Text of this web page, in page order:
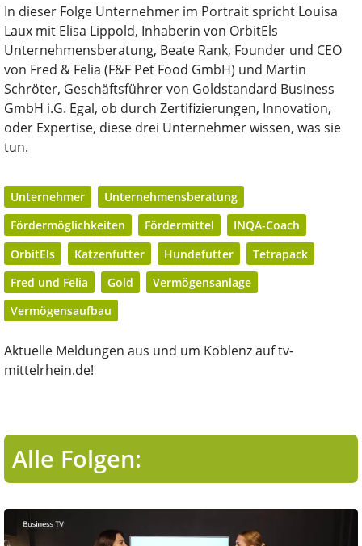
In dieser Folge Unternehmer im Portrait spricht Louisa
Laux mit Elisa Lippold, Inhaberin von OrbitEls
Unternehmensberatung, Beate Rank, Founder und CEO
von Fred & Felia (F&F Pet Food GmbH) und Martin
Schröter, Geschäftsführer von Goldstandard Business
GmbH i.G. Egal, ob durch Zertifizierungen, Innovation,
oder Expertise, diese drei Unternehmer wissen, was sie
tun.
Unternehmer
Unternehmensberatung
Fördermöglichkeiten
Fördermittel
INQA-Coach
OrbitEls
Katzenfutter Hundefutter
Tetrapack
Fred und Felia
Gold
Vermögensanlage
Vermögensaufbau
Aktuelle Meldungen aus und um Koblenz auf tv-
mittelrhein.de!
Alle Folgen: